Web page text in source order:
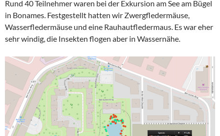
Rund 40 Teilnehmer waren bei der Exkursion am See am Bügel
in Bonames. Festgestellt hatten wir Zwergfledermäuse,
Wasserfledermäuse und eine Rauhautfledermaus. Es war eher
sehr windig, die Insekten flogen aber in Wassernähe.